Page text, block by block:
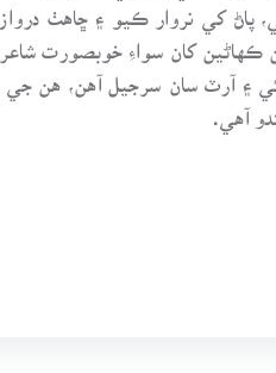
کي نروار ڪيو ۽ ڇاهٺ
کان سواءِ خوبصورت
آرٽ سان سرجيل آهن، هن جي
آهي.